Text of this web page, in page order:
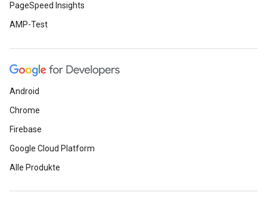
PageSpeed Insights
AMP-Test
Android
Chrome
Firebase
Google Cloud Platform
Alle Produkte